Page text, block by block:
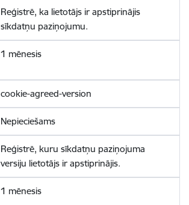
Reģistrē, ka lietotājs ir apstiprinājis
sīkdatņu paziņojumu.
1 mēnesis
cookie-agreed-version
Nepieciešams
Reģistrē, kuru sīkdatņu paziņojuma
versiju lietotājs ir apstiprinājis.
1 mēnesis